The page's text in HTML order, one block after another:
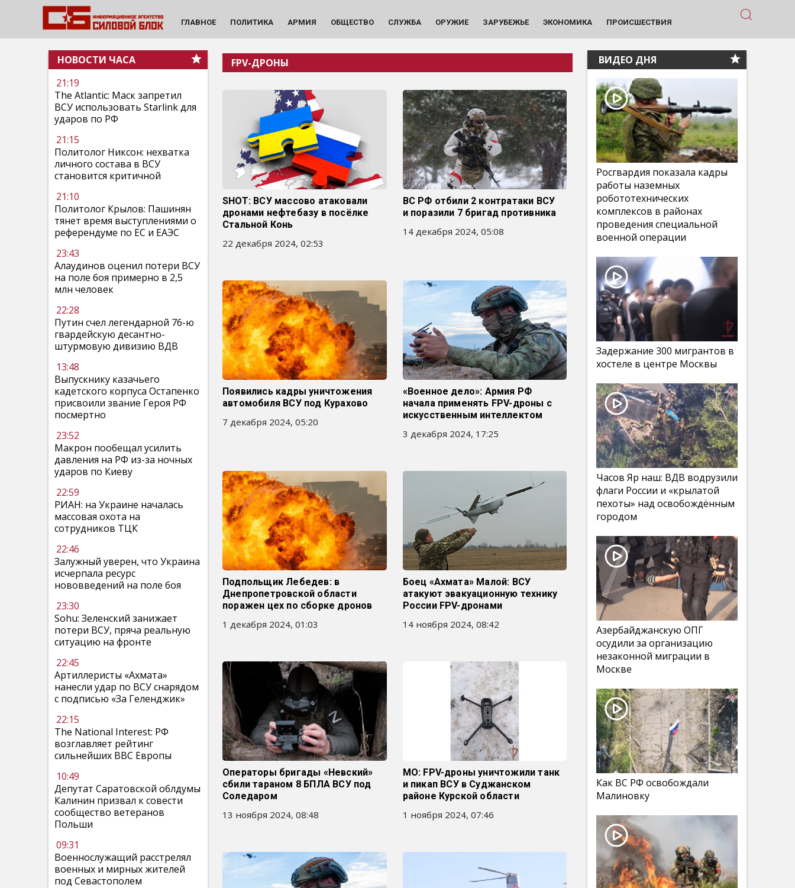
ГЛАВНОЕ ПОЛИТИКА АРМИЯ ОБЩЕСТВО СЛУЖБА ОРУЖИЕ ЗАРУБЕЖЬЕ ЭКОНОМИКА ПРОИСШЕСТВИЯ
НОВОСТИ ЧАСА
21:19
The Atlantic: Маск запретил
ВСУ использовать Starlink для
ударов по РФ
21:15
Политолог Никсон: нехватка
личного состава в ВСУ
становится критичной
21:10
Политолог Крылов: Пашинян
тянет время выступлениями о
референдуме по ЕС и ЕАЭС
23:43
Алаудинов оценил потери ВСУ
на поле боя примерно в 2,5
млн человек
22:28
Путин счел легендарной 76-ю
гвардейскую десантно-
штурмовую дивизию ВДВ
13:48
Выпускнику казачьего
кадетского корпуса Остапенко
присвоили звание Героя РФ
посмертно
23:52
Макрон пообещал усилить
давления на РФ из-за ночных
ударов по Киеву
22:59
РИАН: на Украине началась
массовая охота на
сотрудников ТЦК
22:46
Залужный уверен, что Украина
исчерпала ресурс
нововведений на поле боя
23:30
Sohu: Зеленский занижает
потери ВСУ, пряча реальную
ситуацию на фронте
22:45
Артиллеристы «Ахмата»
нанесли удар по ВСУ снарядом
с подписью «За Геленджик»
22:15
The National Interest: РФ
возглавляет рейтинг
сильнейших ВВС Европы
10:49
Депутат Саратовской облдумы
Калинин призвал к совести
сообщество ветеранов
Польши
09:31
Военнослужащий расстрелял
военных и мирных жителей
под Севастополем
FPV-ДРОНЫ
SHOT: ВСУ массово атаковали
дронами нефтебазу в посёлке
Стальной Конь
22 декабря 2024, 02:53
ВС РФ отбили 2 контратаки ВСУ
и поразили 7 бригад противника
14 декабря 2024, 05:08
Появились кадры уничтожения
автомобиля ВСУ под Курахово
7 декабря 2024, 05:20
«Военное дело»: Армия РФ
начала применять FPV-дроны с
искусственным интеллектом
3 декабря 2024, 17:25
Подпольщик Лебедев: в
Днепропетровской области
поражен цех по сборке дронов
1 декабря 2024, 01:03
Боец «Ахмата» Малой: ВСУ
атакуют эвакуационную технику
России FPV-дронами
14 ноября 2024, 08:42
Операторы бригады «Невский»
сбили тараном 8 БПЛА ВСУ под
Соледаром
13 ноября 2024, 08:48
МО: FPV-дроны уничтожили танк
и пикап ВСУ в Суджанском
районе Курской области
1 ноября 2024, 07:46
ВИДЕО ДНЯ
Росгвардия показала кадры
работы наземных
робототехнических
комплексов в районах
проведения специальной
военной операции
Задержание 300 мигрантов в
хостеле в центре Москвы
Часов Яр наш: ВДВ водрузили
флаги России и «крылатой
пехоты» над освобождённым
городом
Азербайджанскую ОПГ
осудили за организацию
незаконной миграции в
Москве
Как ВС РФ освобождали
Малиновку